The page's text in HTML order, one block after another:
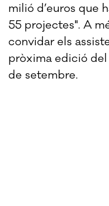
milió d’euros que
55 projectes". A
convidar els
pròxima edició
de setembre.